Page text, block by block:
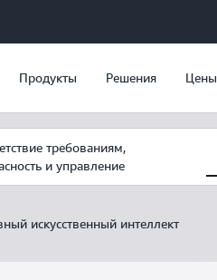
Продукты Решения Цены
требованиям,
и управление
искусственный интеллект